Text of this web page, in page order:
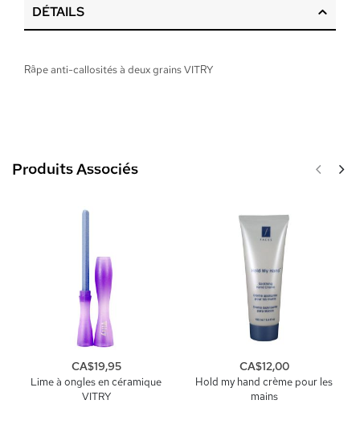
DÉTAILS
Râpe anti-callosités à deux grains VITRY
Produits Associés
Lime à ongles en céramique
VITRY
CA$19,95
Hold my hand crème pour les
mains
CA$12,00